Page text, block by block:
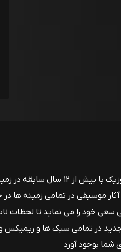
سایت و گروه میفا موزیک با بیش از ۱۲ سال سابقه
موسیقی در تمامی زمینه ها
سعی خود را می نماید تا لحظات
در تمامی سبک ها و ریمیکس
شما بوجود آورد